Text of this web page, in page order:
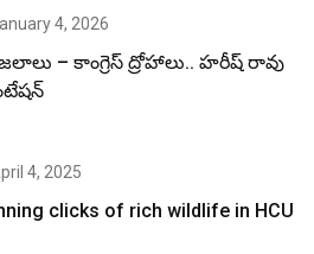
4, 2026
– కాంగ్రెస్ ద్రోహాలు.. హరీష్ రావు
4, 2025
clicks of rich wildlife in HCU